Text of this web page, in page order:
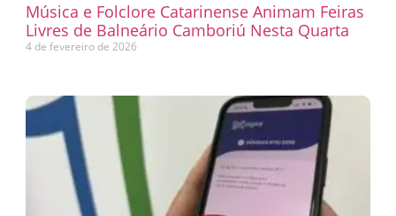
Música e Folclore Catarinense Animam Feiras
Livres de Balneário Camboriú Nesta Quarta
4 de fevereiro de 2026